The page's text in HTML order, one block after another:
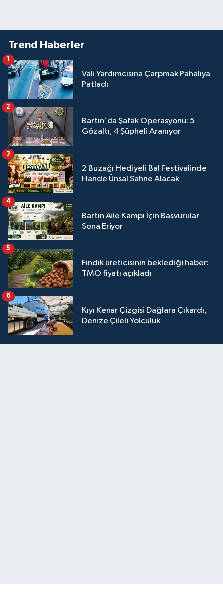
Trend Haberler
Vali Yardımcısına Çarpmak Pahalıya
Patladı
1
Bartın'da Şafak Operasyonu: 5
Gözaltı, 4 Şüpheli Aranıyor
2
2 Buzağı Hediyeli Bal Festivalinde
Hande Ünsal Sahne Alacak
3
Bartın Aile Kampı İçin Başvurular
Sona Eriyor
4
Fındık üreticisinin beklediği haber:
TMO fiyatı açıkladı
5
Kıyı Kenar Çizgisi Dağlara Çıkardı,
Denize Çileli Yolculuk
6